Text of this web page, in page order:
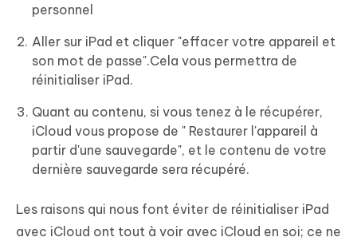
personnel
Aller sur iPad et cliquer "effacer votre appareil et
son mot de passe".Cela vous permettra de
réinitialiser iPad.
Quant au contenu, si vous tenez à le récupérer,
iCloud vous propose de " Restaurer l'appareil à
partir d'une sauvegarde", et le contenu de votre
dernière sauvegarde sera récupéré.
Les raisons qui nous font éviter de réinitialiser iPad
avec iCloud ont tout à voir avec iCloud en soi; ce ne